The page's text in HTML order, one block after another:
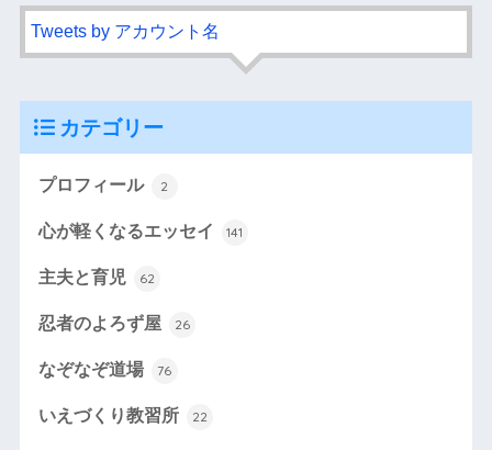
Tweets by アカウント名
カテゴリー
プロフィール 2
心が軽くなるエッセイ 141
主夫と育児 62
忍者のよろず屋 26
なぞなぞ道場 76
いえづくり教習所 22